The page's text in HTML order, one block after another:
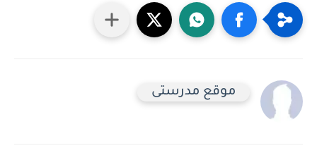
موقع مدرستى